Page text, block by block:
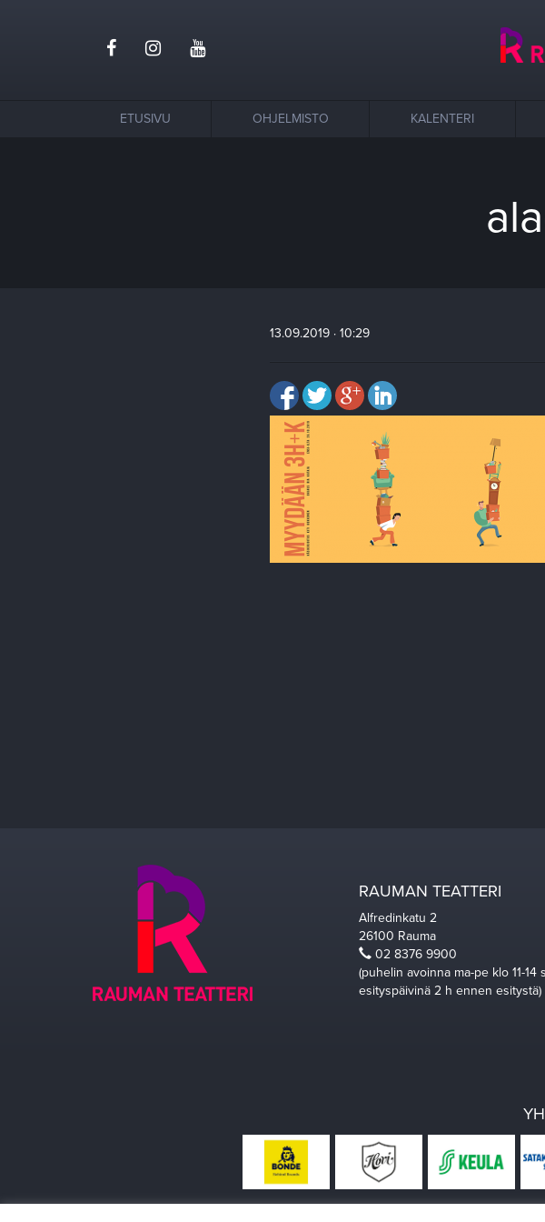
ETUSIVU OHJELMISTO KALENTERI
13.09.2019 · 10:29
RAUMAN TEATTERI
Alfredinkatu 2
26100 Rauma
02 8376 9900
(puhelin avoinna ma-pe klo 11-14
esityspäivinä 2 h ennen esitystä)